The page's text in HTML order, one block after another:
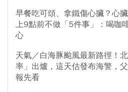
早餐吃可頌、拿鐵傷心臟？心
上9點前不做「5件事」：喝咖
心
天氣／白海豚颱風最新路徑！
率」出爐，這天估發布海警，
報先看